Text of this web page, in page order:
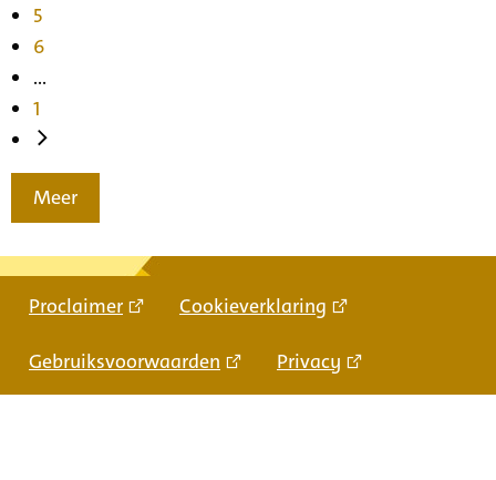
5
6
...
1
Meer
Proclaimer Cookieverklaring
Gebruiksvoorwaarden Privacy